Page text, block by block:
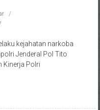
kejahatan narkoba
Jenderal Pol Tito
Kinerja Polri